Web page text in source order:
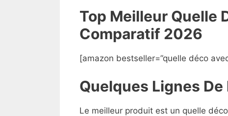
Top Meilleur Quelle
Comparatif 2026
[amazon bestseller=”quelle déco
Quelques Lignes De
Le meilleur produit est un quelle